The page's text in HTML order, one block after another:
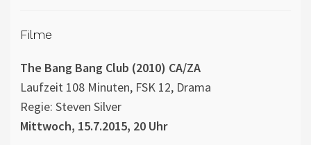
Filme
The Bang Bang Club (2010) CA/ZA
Laufzeit 108 Minuten, FSK 12, Drama
Regie: Steven Silver
Mittwoch, 15.7.2015, 20 Uhr